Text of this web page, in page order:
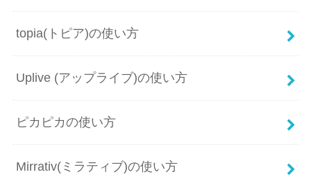
topia(トピア)の使い方
Uplive (アップライブ)の使い方
ピカピカの使い方
Mirrativ(ミラティブ)の使い方